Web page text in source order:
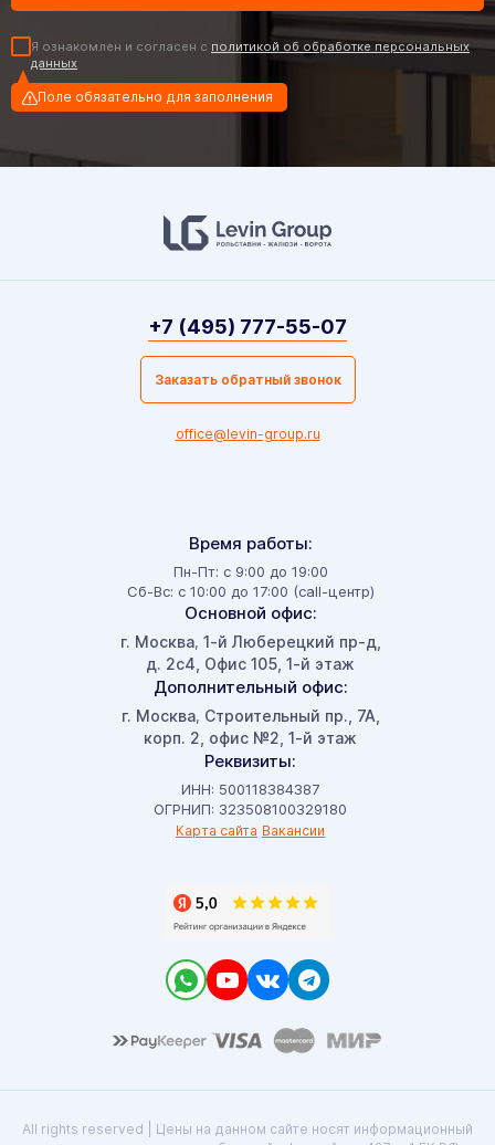
Я ознакомлен и согласен с политикой об обработке персональных
данных
Поле обязательно для заполнения
Время работы:
Пн-Пт: с 9:00 до 19:00
Сб-Вс: с 10:00 до 17:00 (call-центр)
Основной офис:
г. Москва, 1-й Люберецкий пр-д,
д. 2с4, Офис 105, 1-й этаж
Дополнительный офис:
г. Москва, Строительный пр., 7А,
корп. 2, офис №2, 1-й этаж
Реквизиты:
ИНН: 500118384387
ОГРНИП: 323508100329180
Карта сайта Вакансии
+7 (495) 777-55-07
Заказать обратный звонок
office@levin-group.ru
All rights reserved | Цены на данном сайте носят информационный